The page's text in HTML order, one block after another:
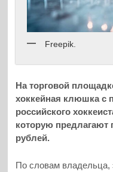
Freepik.
На торговой
хоккейная клюшка с
российского
которую предлагают
рублей.
По словам владельца,